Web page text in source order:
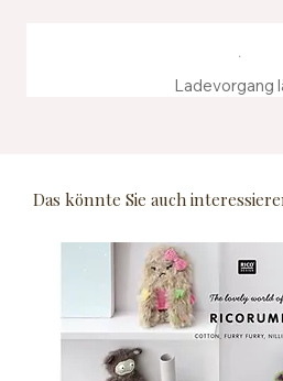
Ladevorgang
Das könnte Sie auch